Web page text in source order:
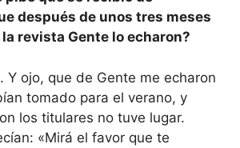
después de unos tres meses
revista Gente lo echaron?
Y ojo, que de Gente me echaron
tomado para el verano, y
los titulares no tuve lugar.
«Mirá el favor que te